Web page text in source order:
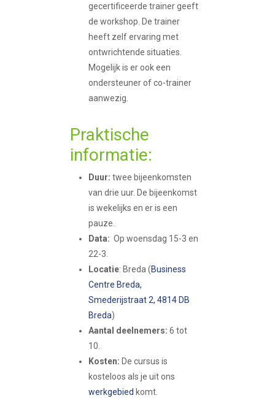
gecertificeerde trainer geeft
de workshop. De trainer
heeft zelf ervaring met
ontwrichtende situaties.
Mogelijk is er ook een
ondersteuner of co-trainer
aanwezig.
Praktische
informatie:
Duur: twee bijeenkomsten
van drie uur. De bijeenkomst
is wekelijks en er is een
pauze.
Data: Op woensdag 15-3 en
22-3.
Locatie: Breda (Business
Centre Breda,
Smederijstraat 2, 4814 DB
Breda)
Aantal deelnemers: 6 tot
10.
Kosten: De cursus is
kosteloos als je uit ons
werkgebied komt.